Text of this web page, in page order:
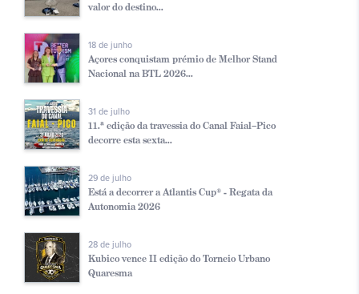
valor do destino...
18 de junho
Açores conquistam prémio de Melhor Stand
Nacional na BTL 2026...
31 de julho
11.ª edição da travessia do Canal Faial–Pico
decorre esta sexta...
29 de julho
Está a decorrer a Atlantis Cup® - Regata da
Autonomia 2026
28 de julho
Kubico vence II edição do Torneio Urbano
Quaresma